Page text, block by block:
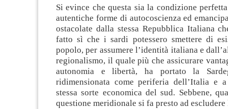
Si evince che questa sia la condizione
autentiche forme di autocoscienza ed
ostacolate dalla stessa Repubblica Italiana
fatto sì che i sardi potessero smettere di
popolo, per assumere l’identità italiana e
regionalismo, il quale più che assicurare
autonomia e libertà, ha portato la
ridimensionata come periferia dell’Italia e
stessa sorte economica del sud. Sebbene,
questione meridionale si fa presto ad escludere